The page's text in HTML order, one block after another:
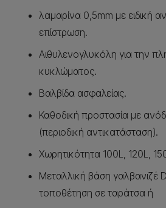
λαμαρίνα 0,5mm με ειδική
επίστρωση.
Αιθυλενογλυκόλη για την
κυκλώματος.
Βαλβίδα ασφαλείας.
Καθοδική προστασία με
(περιοδική αντικατάσταση).
Χωρητικότητα 100L, 120L,
Μεταλλική βάση γαλβανιζέ
τοποθέτηση σε ταράτσα ή